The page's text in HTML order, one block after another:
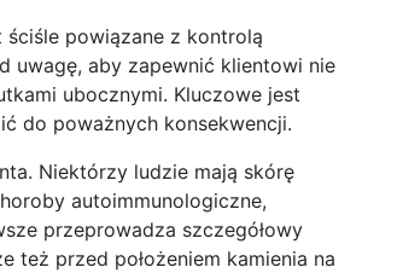
powiązane z kontrolą
uwagę, aby zapewnić klientowi nie
ubocznymi. Kluczowe jest
do poważnych konsekwencji.
Niektórzy ludzie mają skórę
autoimmunologiczne,
przeprowadza szczegółowy
też przed położeniem kamienia na